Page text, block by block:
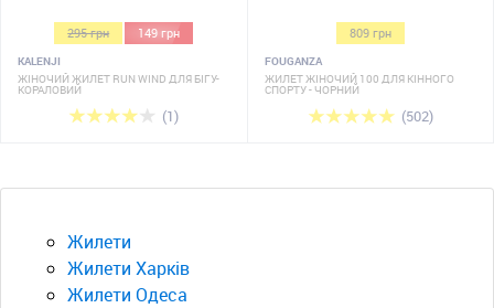
295 грн 149 грн
KALENJI
ЖІНОЧИЙ ЖИЛЕТ RUN WIND ДЛЯ БІГУ-
КОРАЛОВИЙ
(1)
809 грн
FOUGANZA
ЖИЛЕТ ЖІНОЧИЙ 100 ДЛЯ КІННОГО
СПОРТУ - ЧОРНИЙ
(502)
Жилети
Жилети Харків
Жилети Одеса